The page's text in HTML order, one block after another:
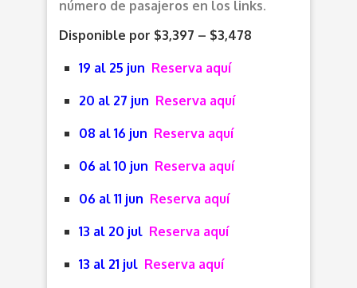
número de pasajeros en los links.
Disponible por $3,397 – $3,478
19 al 25 jun Reserva aquí
20 al 27 jun Reserva aquí
08 al 16 jun Reserva aquí
06 al 10 jun Reserva aquí
06 al 11 jun Reserva aquí
13 al 20 jul Reserva aquí
13 al 21 jul Reserva aquí